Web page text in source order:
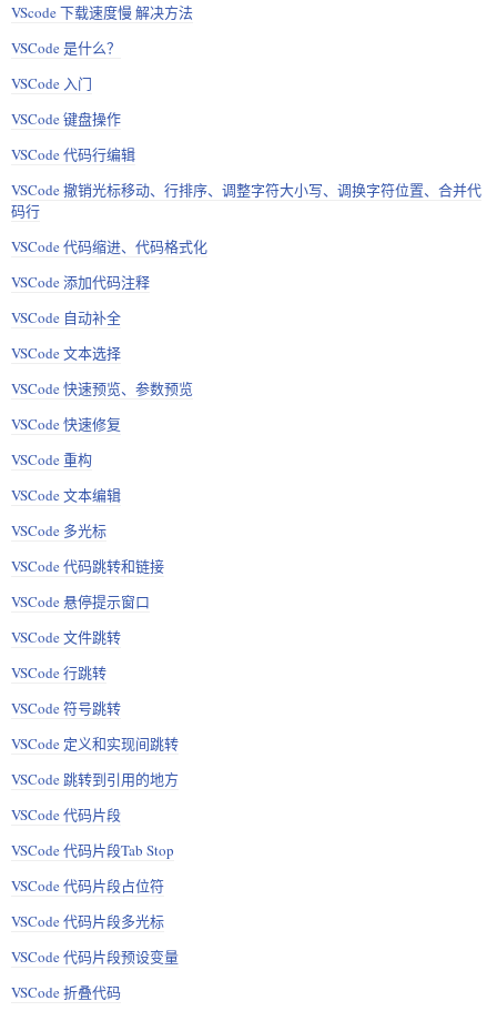
VScode 下载速度慢 解决方法
VSCode 是什么？
VSCode 入门
VSCode 键盘操作
VSCode 代码行编辑
VSCode 撤销光标移动、行排序、调整字符大小写、调换字符位置、合并代
码行
VSCode 代码缩进、代码格式化
VSCode 添加代码注释
VSCode 自动补全
VSCode 文本选择
VSCode 快速预览、参数预览
VSCode 快速修复
VSCode 重构
VSCode 文本编辑
VSCode 多光标
VSCode 代码跳转和链接
VSCode 悬停提示窗口
VSCode 文件跳转
VSCode 行跳转
VSCode 符号跳转
VSCode 定义和实现间跳转
VSCode 跳转到引用的地方
VSCode 代码片段
VSCode 代码片段Tab Stop
VSCode 代码片段占位符
VSCode 代码片段多光标
VSCode 代码片段预设变量
VSCode 折叠代码